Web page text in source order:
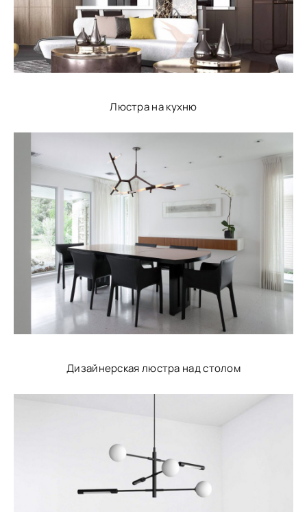
Люстра на кухню
Дизайнерская люстра над столом